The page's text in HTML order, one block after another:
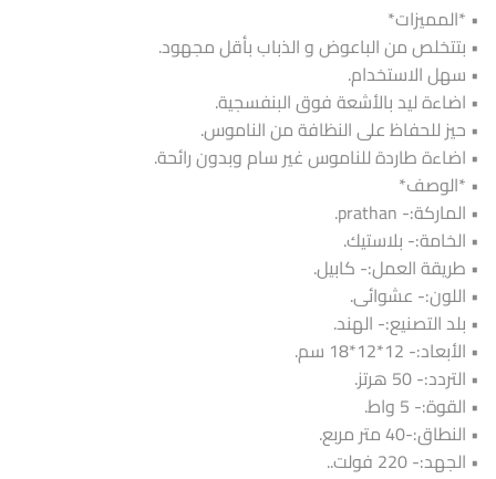
• *المميزات*
• بتتخلص من الباعوض و الذباب بأقل مجهود.
• سهل الاستخدام.
• اضاءة ليد بالأشعة فوق البنفسجية.
• حيز للحفاظ على النظافة من الناموس.
• اضاءة طاردة للناموس غير سام وبدون رائحة.
• *الوصف*
• الماركة:- prathan.
• الخامة:- بلاستيك.
• طريقة العمل:- كابيل.
• اللون:- عشوائى.
• بلد التصنيع:- الهند.
• الأبعاد:- 12*12*18 سم.
• التردد:- 50 هرتز.
• القوة:- 5 واط.
• النطاق:-40 متر مربع.
• الجهد:- 220 فولت..